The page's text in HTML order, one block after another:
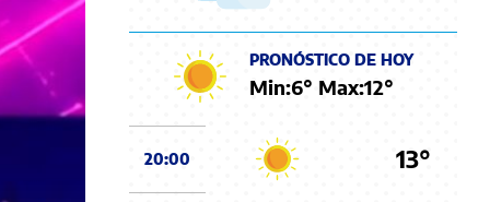
PRONÓSTICO DE HOY
Min:6° Max:12°
20:00 13°